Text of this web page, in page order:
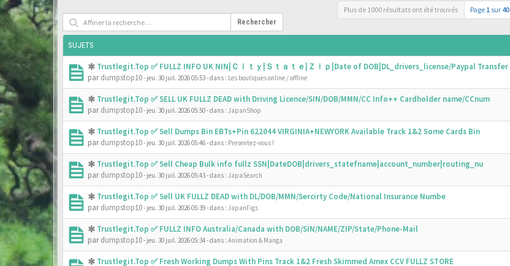
Rechercher
Plus de 1000 résultats ont été trouvés Page 1 sur 40
SUJETS
Trustlegit.Top ✅ FULLZ INFO UK NIN|Ｃｉｔｙ|Ｓｔａｔｅ|Ｚｉｐ|Date of DOB|DL_drivers_license/Paypal Transfer
pardumpstop10- jeu. 30 juil. 2026 05:53- dans : Les boutiques online / offline
Trustlegit.Top ✅ SELL UK FULLZ DEAD with Driving Licence/SIN/DOB/MMN/CC Info++ Cardholder name/CCnum
pardumpstop10- jeu. 30 juil. 2026 05:50- dans : JapanShop
Trustlegit.Top ✅ Sell Dumps Bin EBTs+Pin 622044 VIRGINIA+NEWYORK Available Track 1&2 Some Cards Bin
pardumpstop10- jeu. 30 juil. 2026 05:46- dans : Presentez-vous !
Trustlegit.Top ✅ Sell Cheap Bulk info fullz SSN|DateDOB|drivers_statefname|account_number|routing_nu
pardumpstop10- jeu. 30 juil. 2026 05:43- dans : JapaSearch
Trustlegit.Top ✅ Sell UK FULLZ DEAD with DL/DOB/MMN/Sercirty Code/National Insurance Numbe
pardumpstop10- jeu. 30 juil. 2026 05:39- dans : JapanFigs
Trustlegit.Top ✅ FULLZ INFO Australia/Canada with DOB/SIN/NAME/ZIP/State/Phone-Mail
pardumpstop10- jeu. 30 juil. 2026 05:34- dans : Animation & Manga
Trustlegit.Top ✅ Fresh Working Dumps With Pins Track 1&2 Fresh Skimmed Amex CCV FULLZ STORE